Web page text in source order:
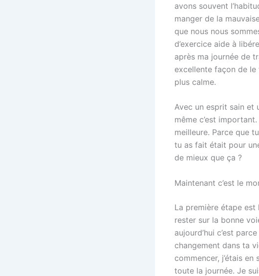
avons souvent
manger de la
que nous nous
d’exercice aide à
après ma journée de
excellente façon de
plus calme.
Avec un esprit sain et
même c’est
meilleure. Parce que
tu as fait était pour
de mieux que ça ?
Maintenant c’est le
La première étape est
rester sur la bonne
aujourd’hui c’est
changement dans ta
commencer, j’étais
toute la journée. Je